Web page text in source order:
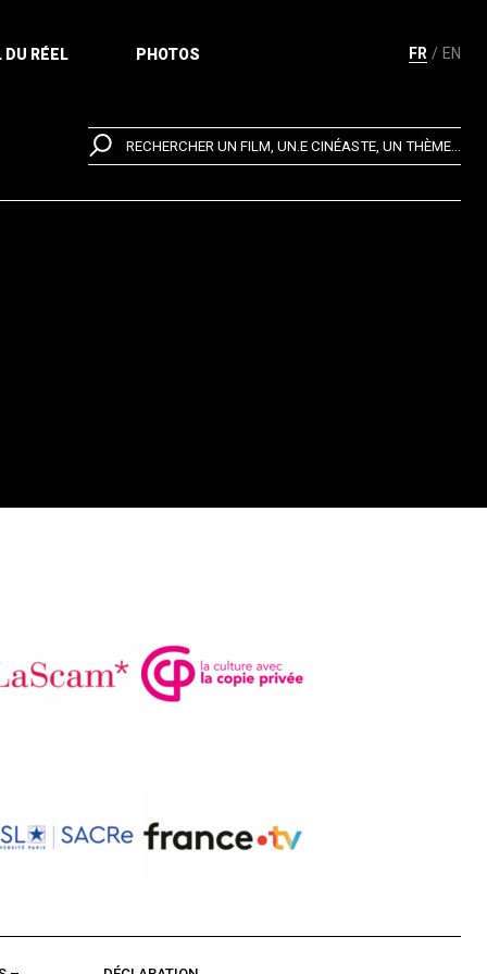
FR EN
DU RÉEL PHOTOS
RECHERCHER UN FILM, UN.E CINÉASTE, UN THÈME...